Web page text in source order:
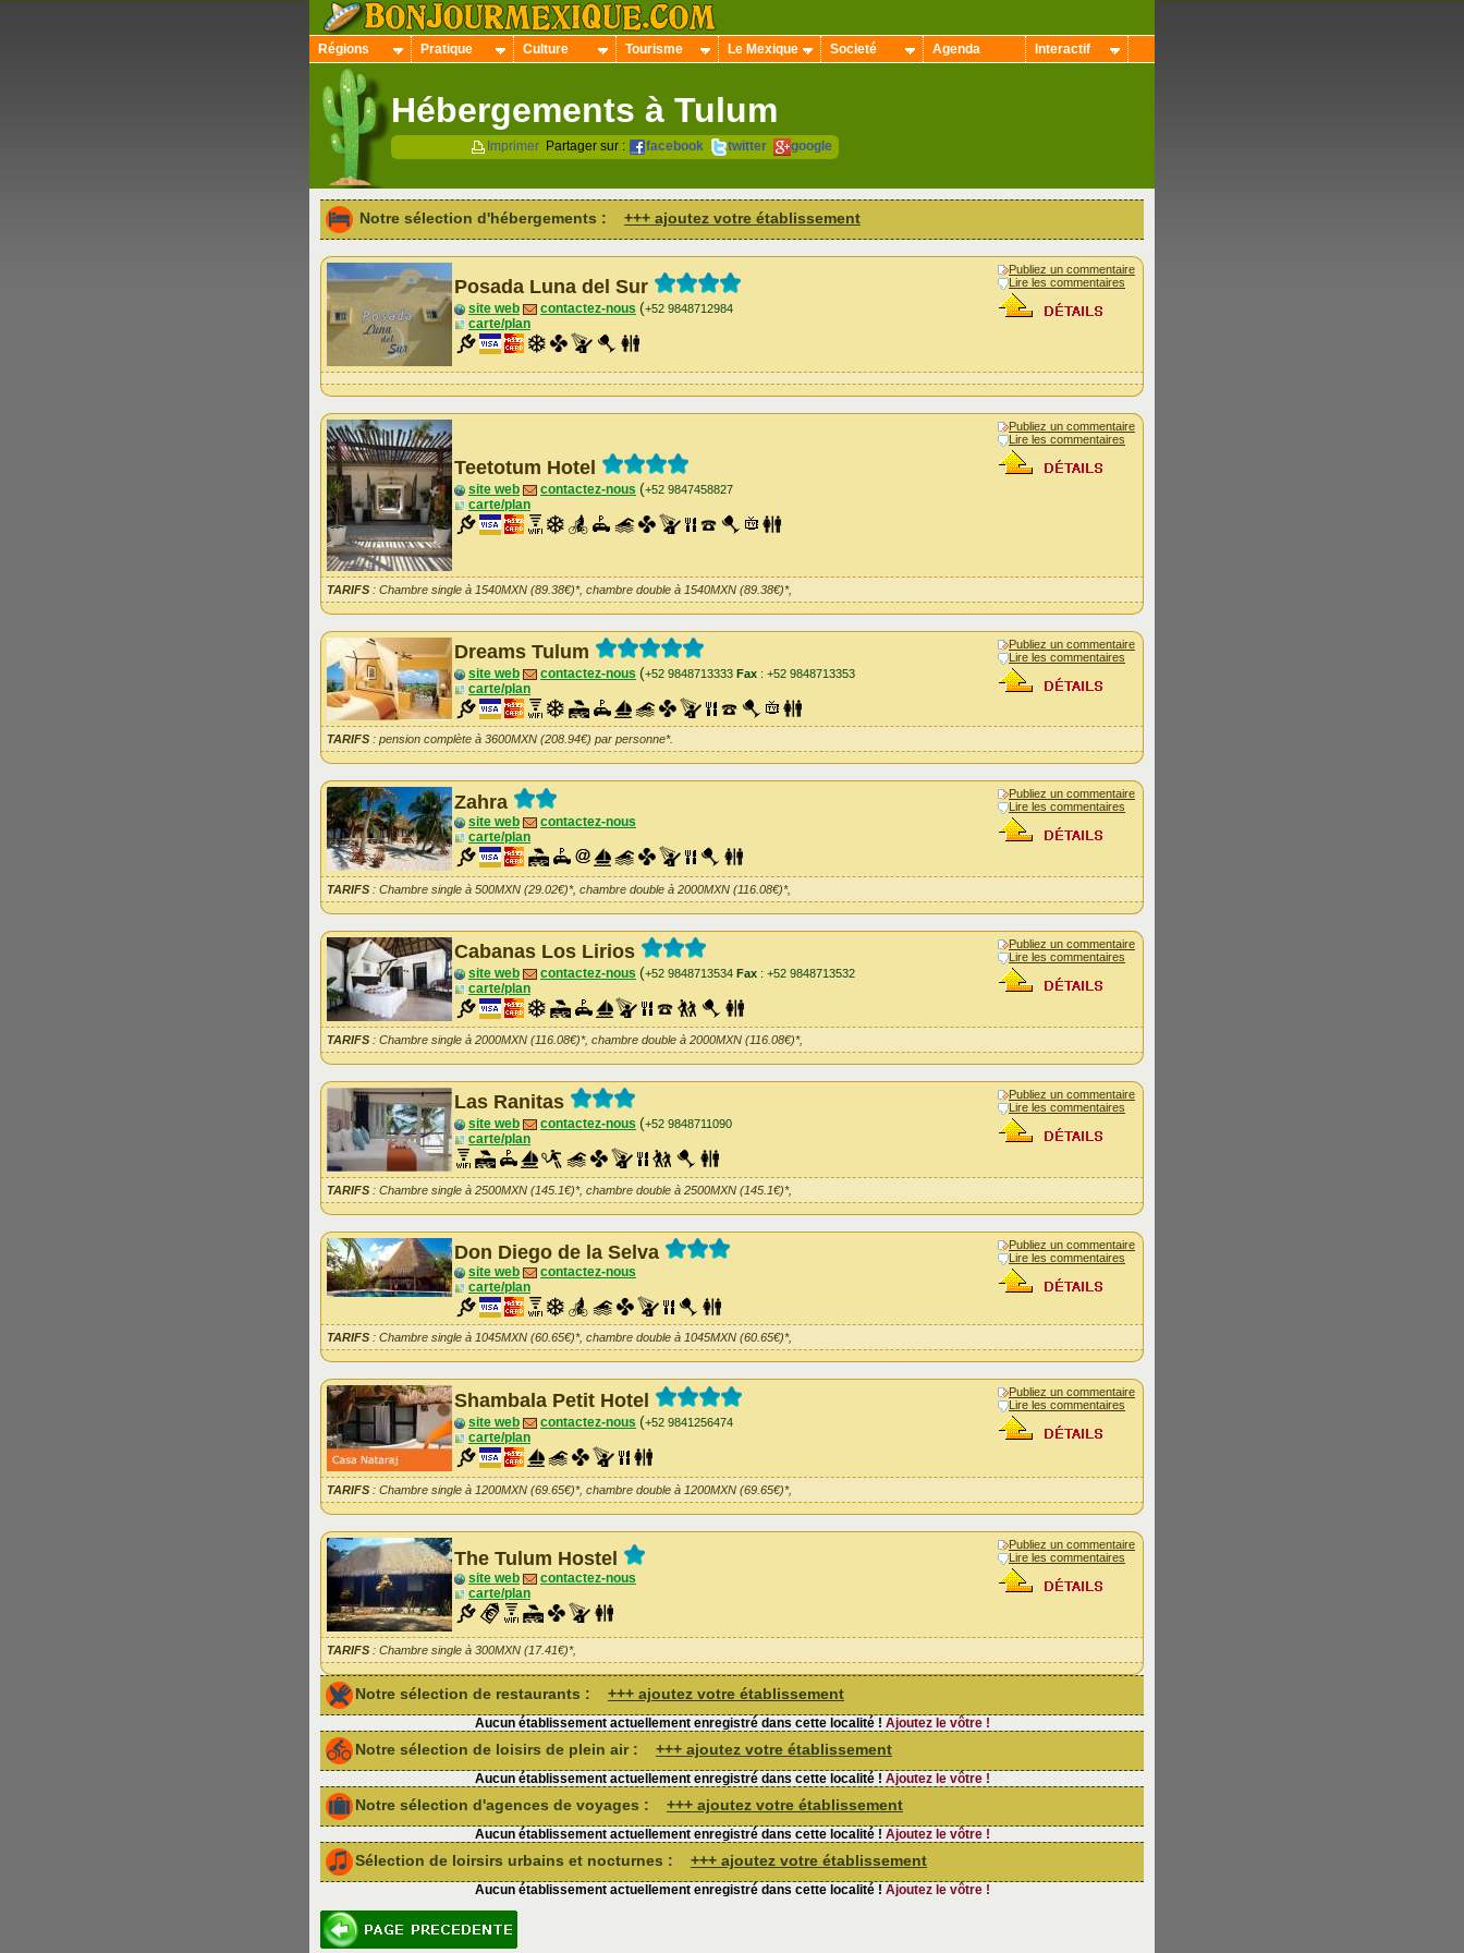
Régions Pratique Culture Tourisme Le Mexique Societé Agenda Interactif
Hébergements à Tulum
Imprimer Partager sur : facebook twitter google
Notre sélection d'hébergements : +++ ajoutez votre établissement
Posada Luna del Sur
site web contactez-nous (+52 9848712984
carte/plan
Publiez un commentaire
Lire les commentaires
Teetotum Hotel
site web contactez-nous (+52 9847458827
carte/plan
Publiez un commentaire
Lire les commentaires
TARIFS : Chambre single à 1540MXN (89.38€)*, chambre double à 1540MXN (89.38€)*,
Dreams Tulum
site web contactez-nous (+52 9848713333 Fax : +52 9848713353
carte/plan
Publiez un commentaire
Lire les commentaires
TARIFS : pension complète à 3600MXN (208.94€) par personne*.
Zahra
site web
contactez-nous
carte/plan
Publiez un commentaire
Lire les commentaires
TARIFS : Chambre single à 500MXN (29.02€)*, chambre double à 2000MXN (116.08€)*,
Cabanas Los Lirios
site web contactez-nous (+52 9848713534 Fax : +52 9848713532
carte/plan
Publiez un commentaire
Lire les commentaires
TARIFS : Chambre single à 2000MXN (116.08€)*, chambre double à 2000MXN (116.08€)*,
Las Ranitas
site web contactez-nous (+52 9848711090
carte/plan
Publiez un commentaire
Lire les commentaires
TARIFS : Chambre single à 2500MXN (145.1€)*, chambre double à 2500MXN (145.1€)*,
Don Diego de la Selva
site web
contactez-nous
carte/plan
Publiez un commentaire
Lire les commentaires
TARIFS : Chambre single à 1045MXN (60.65€)*, chambre double à 1045MXN (60.65€)*,
Shambala Petit Hotel
site web contactez-nous (+52 9841256474
carte/plan
Publiez un commentaire
Lire les commentaires
TARIFS : Chambre single à 1200MXN (69.65€)*, chambre double à 1200MXN (69.65€)*,
The Tulum Hostel
site web
contactez-nous
carte/plan
Publiez un commentaire
Lire les commentaires
TARIFS : Chambre single à 300MXN (17.41€)*,
Notre sélection de restaurants : +++ ajoutez votre établissement
Aucun établissement actuellement enregistré dans cette localité ! Ajoutez le vôtre !
Notre sélection de loisirs de plein air : +++ ajoutez votre établissement
Aucun établissement actuellement enregistré dans cette localité ! Ajoutez le vôtre !
Notre sélection d'agences de voyages : +++ ajoutez votre établissement
Aucun établissement actuellement enregistré dans cette localité ! Ajoutez le vôtre !
Sélection de loirsirs urbains et nocturnes : +++ ajoutez votre établissement
Aucun établissement actuellement enregistré dans cette localité ! Ajoutez le vôtre !